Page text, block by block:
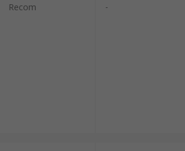
Recom -